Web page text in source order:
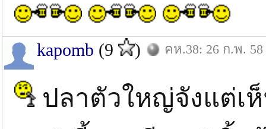
kapomb (9 ) คห.38: 26 ก.พ. 58
ปลาตัวใหญ่จังแต่เ